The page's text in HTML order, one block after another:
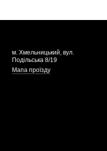
м. Хмельницький, вул.
Подільська 8/19
Мапа проїзду